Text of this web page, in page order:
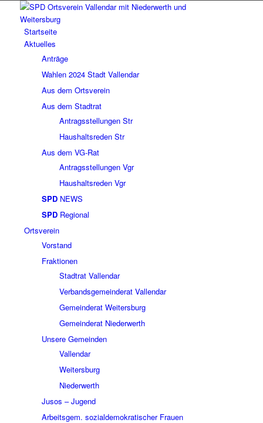
Startseite
Aktuelles
Anträge
Wahlen 2024 Stadt Vallendar
Aus dem Ortsverein
Aus dem Stadtrat
Antragsstellungen Str
Haushaltsreden Str
Aus dem VG-Rat
Antragsstellungen Vgr
Haushaltsreden Vgr
SPDNEWS
SPDRegional
Ortsverein
Vorstand
Fraktionen
Stadtrat Vallendar
Verbandsgemeinderat Vallendar
Gemeinderat Weitersburg
Gemeinderat Niederwerth
Unsere Gemeinden
Vallendar
Weitersburg
Niederwerth
Jusos – Jugend
Arbeitsgem. sozialdemokratischer Frauen